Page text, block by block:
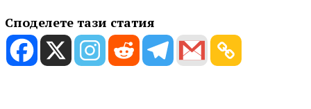
Споделете тази статия